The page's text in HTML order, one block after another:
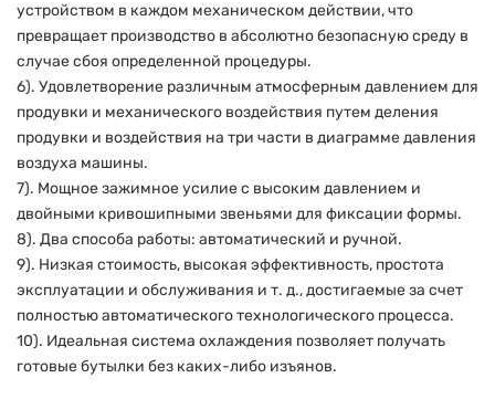
устройством в каждом механическом действии, что
превращает производство в абсолютно безопасную среду в
случае сбоя определенной процедуры.
6). Удовлетворение различным атмосферным давлением для
продувки и механического воздействия путем деления
продувки и воздействия на три части в диаграмме давления
воздуха машины.
7). Мощное зажимное усилие с высоким давлением и
двойными кривошипными звеньями для фиксации формы.
8). Два способа работы: автоматический и ручной.
9). Низкая стоимость, высокая эффективность, простота
эксплуатации и обслуживания и т. д., достигаемые за счет
полностью автоматического технологического процесса.
10). Идеальная система охлаждения позволяет получать
готовые бутылки без каких-либо изъянов.